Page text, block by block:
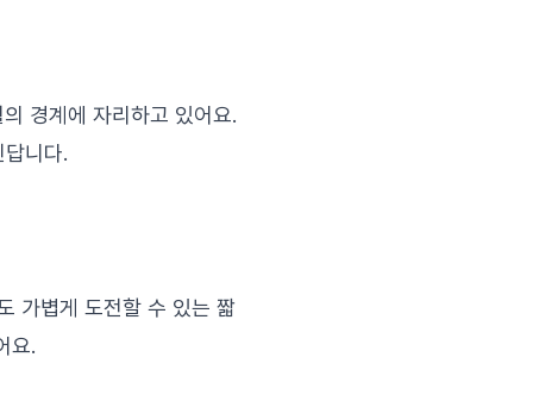
경계에 자리하고 있어요.
니다.
가볍게 도전할 수 있는 짧
요.